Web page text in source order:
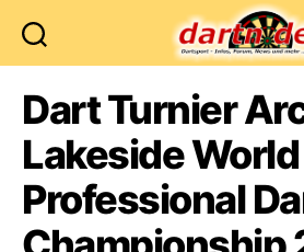
Dart Turnier
Lakeside World
Professional